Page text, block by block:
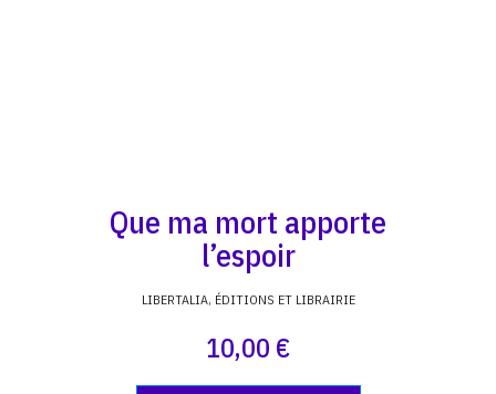
Que ma mort apporte
l’espoir
LIBERTALIA, ÉDITIONS ET LIBRAIRIE
10,00 €